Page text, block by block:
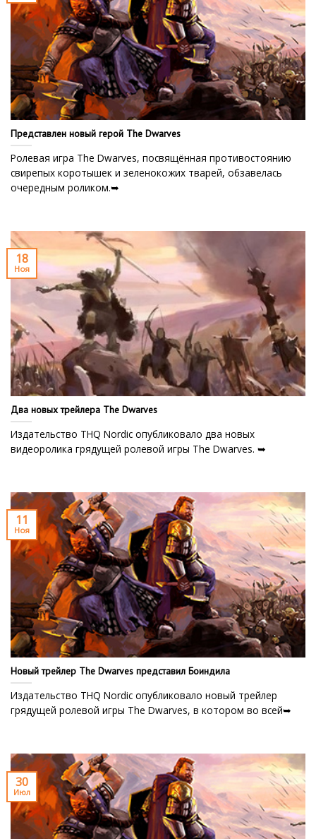
Представлен новый герой The Dwarves
Ролевая игра The Dwarves, посвящённая противостоянию
свирепых коротышек и зеленокожих тварей, обзавелась
очередным роликом.➥
Два новых трейлера The Dwarves
Издательство THQ Nordic опубликовало два новых
видеоролика грядущей ролевой игры The Dwarves. ➥
18
Ноя
Новый трейлер The Dwarves представил Боиндила
Издательство THQ Nordic опубликовало новый трейлер
грядущей ролевой игры The Dwarves, в котором во всей➥
11
Ноя
30
Июл